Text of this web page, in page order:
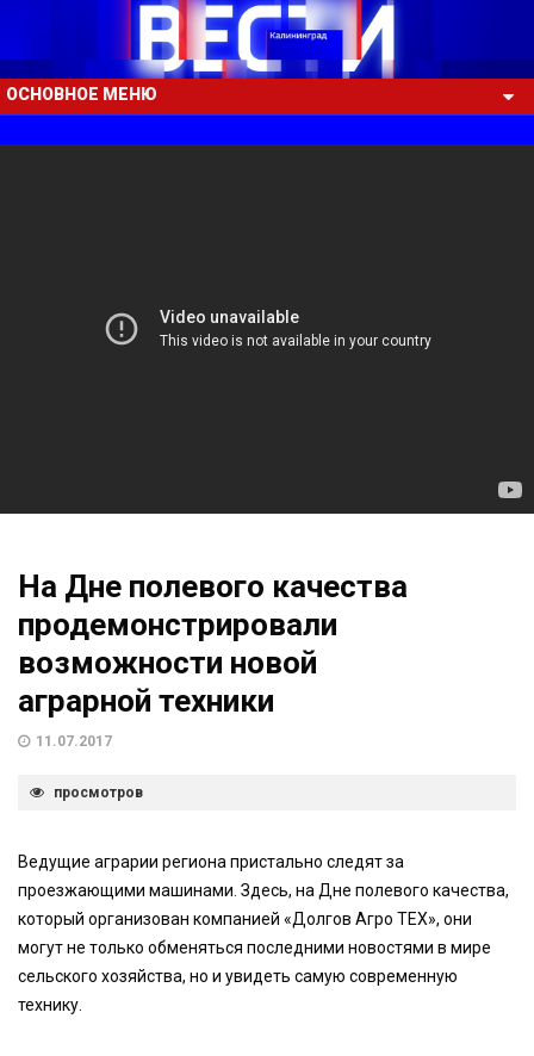
ОСНОВНОЕ МЕНЮ
На Дне полевого качества
продемонстрировали
возможности новой
аграрной техники
11.07.2017
просмотров
Ведущие аграрии региона пристально следят за
проезжающими машинами. Здесь, на Дне полевого качества,
который организован компанией «Долгов Агро ТЕХ», они
могут не только обменяться последними новостями в мире
сельского хозяйства, но и увидеть самую современную
технику.